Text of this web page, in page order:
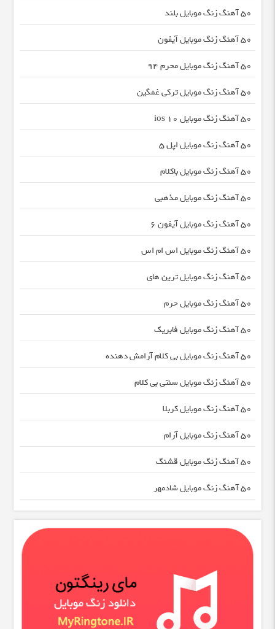
50 آهنگ زنگ موبایل بلند
50 آهنگ زنگ موبایل آیفون
50 آهنگ زنگ موبایل محرم 94
50 آهنگ زنگ موبایل ترکی غمگین
50 آهنگ زنگ موبایل ios 10
50 آهنگ زنگ موبایل اپل 5
50 آهنگ زنگ موبایل باکلام
50 آهنگ زنگ موبایل مذهبی
50 آهنگ زنگ موبایل آیفون 6
50 آهنگ زنگ موبایل اس ام اس
50 آهنگ زنگ موبایل ترین های
50 آهنگ زنگ موبایل حرم
50 آهنگ زنگ موبایل فابریک
50 آهنگ زنگ موبایل بی کلام آرامش دهنده
50 آهنگ زنگ موبایل سنتی بی کلام
50 آهنگ زنگ موبایل کربلا
50 آهنگ زنگ موبایل آرام
50 آهنگ زنگ موبایل قشنگ
50 آهنگ زنگ موبایل شادمهر